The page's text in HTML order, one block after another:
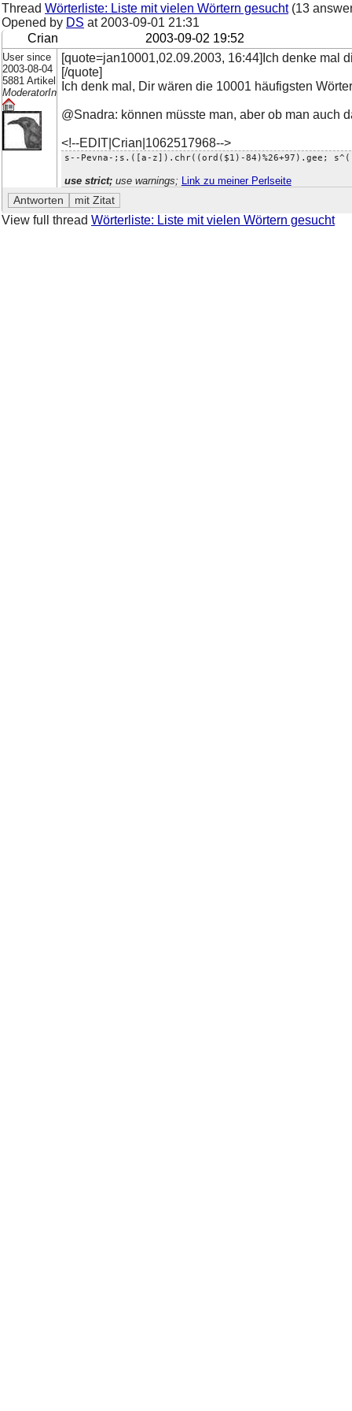
Thread Wörterliste: Liste mit vielen Wörtern gesucht(13
Opened by DS at 2003-09-01 21:31
Crian
2003-09-02 19:52
User since
2003-08-04
5881 Artikel
ModeratorIn
[quote=jan10001,02.09.2003, 16:44]Ich denke mal
[/quote]
Ich denk mal, Dir wären die 10001 häufigsten
@Snadra: können müsste man, aber ob man auch
<!--EDIT|Crian|1062517968-->
s--Pevna-;s.([a-z]).chr((ord($1)-84)%26+97).gee;
use strict;use warnings; Link zu meiner Perlseite
View full thread Wörterliste: Liste mit vielen Wörtern gesucht